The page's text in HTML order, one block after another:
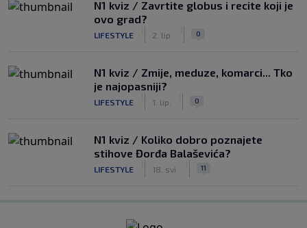
N1 kviz / Zavrtite globus i recite koji je
ovo grad?
LIFESTYLE 2. lip. 0
N1 kviz / Zmije, meduze, komarci... Tko
je najopasniji?
LIFESTYLE 1. lip. 0
N1 kviz / Koliko dobro poznajete
stihove Đorđa Balaševića?
LIFESTYLE 18. svi. 11